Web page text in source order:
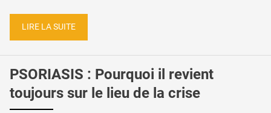
LIRE LA SUITE
PSORIASIS : Pourquoi il revient
toujours sur le lieu de la crise